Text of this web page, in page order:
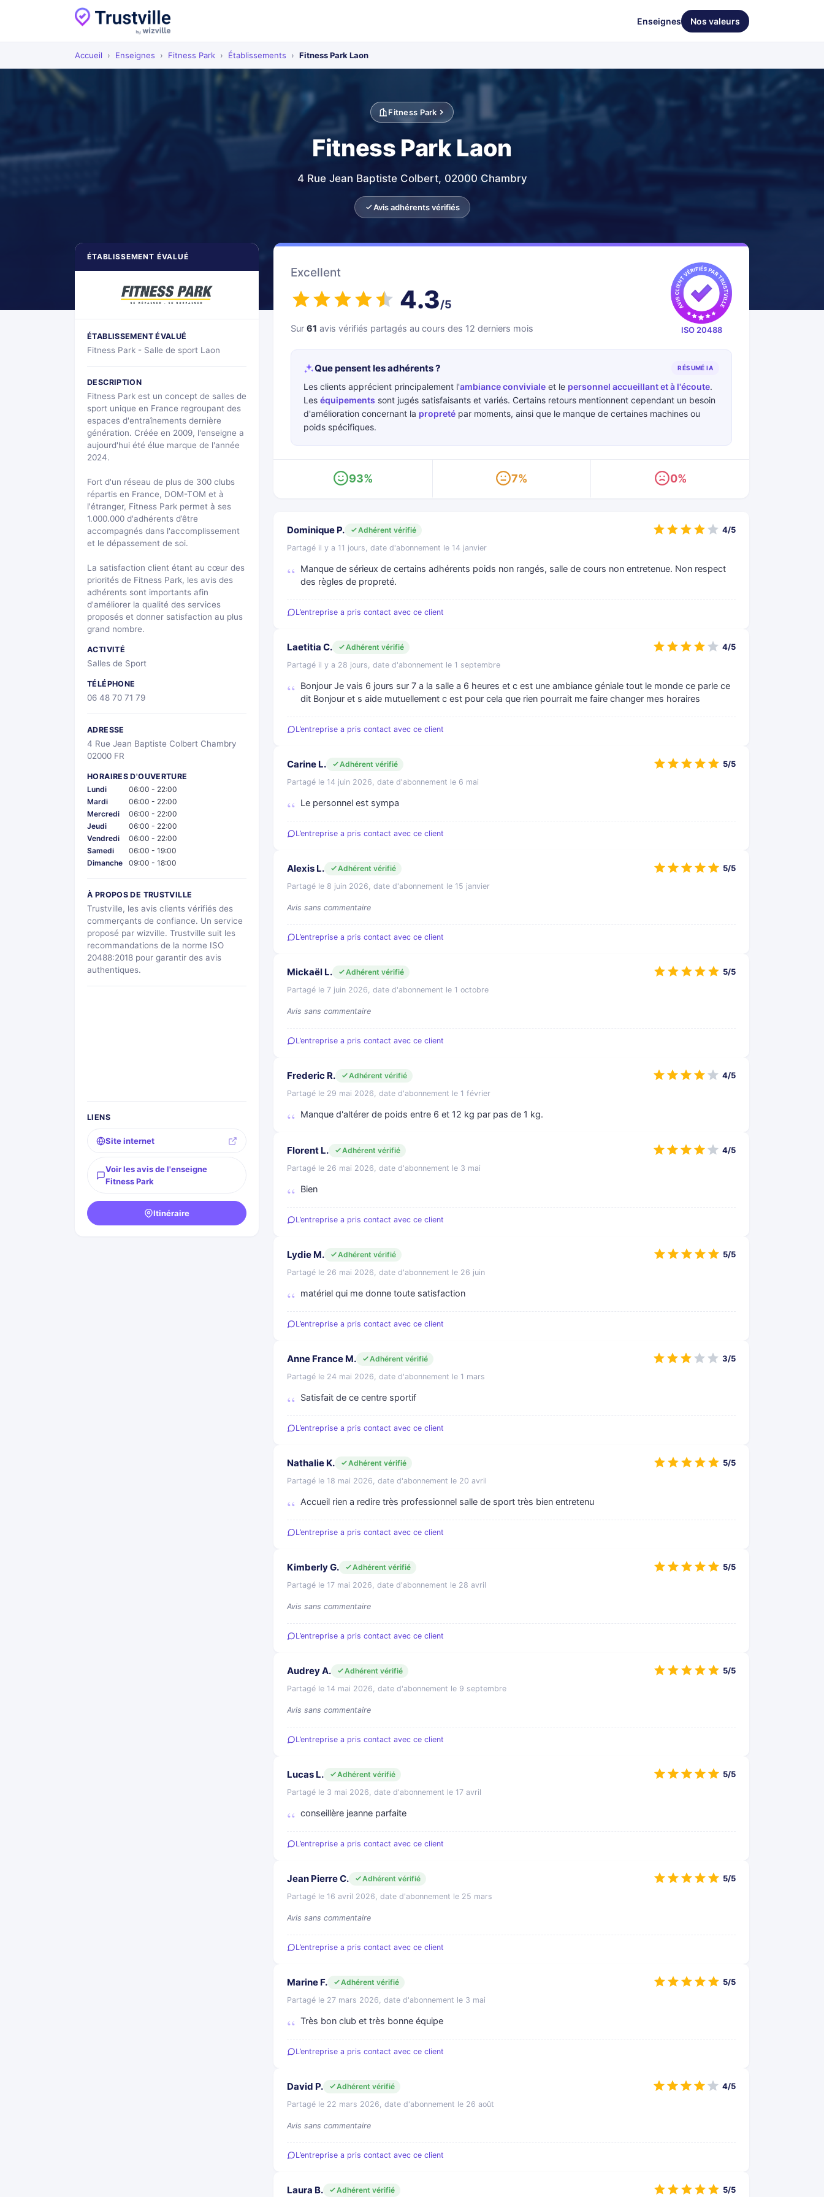
Enseignes Nos valeurs
Accueil › Enseignes › Fitness Park › Établissements › Fitness Park Laon
Fitness Park
Fitness Park Laon
4 Rue Jean Baptiste Colbert, 02000 Chambry
Avis adhérents vérifiés
ÉTABLISSEMENT ÉVALUÉ
ÉTABLISSEMENT ÉVALUÉ
Fitness Park - Salle de sport Laon
DESCRIPTION
Fitness Park est un concept de salles de
sport unique en France regroupant des
espaces d'entraînements dernière
génération. Créée en 2009, l'enseigne a
aujourd'hui été élue marque de l'année
2024.
Fort d'un réseau de plus de 300 clubs
répartis en France, DOM-TOM et à
l'étranger, Fitness Park permet à ses
1.000.000 d'adhérents d’être
accompagnés dans l'accomplissement
et le dépassement de soi.
La satisfaction client étant au cœur des
priorités de Fitness Park, les avis des
adhérents sont importants afin
d'améliorer la qualité des services
proposés et donner satisfaction au plus
grand nombre.
ACTIVITÉ
Salles de Sport
TÉLÉPHONE
06 48 70 71 79
ADRESSE
4 Rue Jean Baptiste Colbert Chambry
02000 FR
HORAIRES D'OUVERTURE
Lundi
06:00 - 22:00
Mardi
06:00 - 22:00
Mercredi
06:00 - 22:00
Jeudi
06:00 - 22:00
Vendredi
06:00 - 22:00
Samedi
06:00 - 19:00
Dimanche
09:00 - 18:00
À PROPOS DE TRUSTVILLE
Trustville, les avis clients vérifiés des
commerçants de confiance. Un service
proposé par wizville. Trustville suit les
recommandations de la norme ISO
20488:2018 pour garantir des avis
authentiques.
LIENS
Site internet
Voir les avis de l'enseigne
Fitness Park
Itinéraire
Excellent
4.3/5
Sur 61 avis vérifiés partagés au cours des 12 derniers mois ISO 20488
Que pensent les adhérents ? RÉSUMÉ IA
Les clients apprécient principalement l'ambiance conviviale et le personnel accueillant et à l'écoute.
Les équipements sont jugés satisfaisants et variés. Certains retours mentionnent cependant un besoin
d'amélioration concernant la propreté par moments, ainsi que le manque de certaines machines ou
poids spécifiques.
93% 7% 0%
Dominique P.
Adhérent vérifié
Partagé il y a 11 jours, date d'abonnement le 14 janvier
Manque de sérieux de certains adhérents poids non rangés, salle de cours non entretenue. Non respect
des règles de propreté.
4/5
L’entreprise a pris contact avec ce client
Laetitia C.
Adhérent vérifié
Partagé il y a 28 jours, date d'abonnement le 1 septembre
Bonjour Je vais 6 jours sur 7 a la salle a 6 heures et c est une ambiance géniale tout le monde ce parle ce
dit Bonjour et s aide mutuellement c est pour cela que rien pourrait me faire changer mes horaires
4/5
L’entreprise a pris contact avec ce client
Carine L.
Adhérent vérifié
Partagé le 14 juin 2026, date d'abonnement le 6 mai
Le personnel est sympa
5/5
L’entreprise a pris contact avec ce client
Alexis L.
Adhérent vérifié
Partagé le 8 juin 2026, date d'abonnement le 15 janvier
Avis sans commentaire
5/5
L’entreprise a pris contact avec ce client
Mickaël L.
Adhérent vérifié
Partagé le 7 juin 2026, date d'abonnement le 1 octobre
Avis sans commentaire
5/5
L’entreprise a pris contact avec ce client
Frederic R.
Adhérent vérifié
Partagé le 29 mai 2026, date d'abonnement le 1 février
Manque d'altérer de poids entre 6 et 12 kg par pas de 1 kg.
4/5
Florent L.
Adhérent vérifié
Partagé le 26 mai 2026, date d'abonnement le 3 mai
Bien
4/5
L’entreprise a pris contact avec ce client
Lydie M.
Adhérent vérifié
Partagé le 26 mai 2026, date d'abonnement le 26 juin
matériel qui me donne toute satisfaction
5/5
L’entreprise a pris contact avec ce client
Anne France M.
Adhérent vérifié
Partagé le 24 mai 2026, date d'abonnement le 1 mars
Satisfait de ce centre sportif
3/5
L’entreprise a pris contact avec ce client
Nathalie K.
Adhérent vérifié
Partagé le 18 mai 2026, date d'abonnement le 20 avril
Accueil rien a redire très professionnel salle de sport très bien entretenu
5/5
L’entreprise a pris contact avec ce client
Kimberly G.
Adhérent vérifié
Partagé le 17 mai 2026, date d'abonnement le 28 avril
Avis sans commentaire
5/5
L’entreprise a pris contact avec ce client
Audrey A.
Adhérent vérifié
Partagé le 14 mai 2026, date d'abonnement le 9 septembre
Avis sans commentaire
5/5
L’entreprise a pris contact avec ce client
Lucas L.
Adhérent vérifié
Partagé le 3 mai 2026, date d'abonnement le 17 avril
conseillère jeanne parfaite
5/5
L’entreprise a pris contact avec ce client
Jean Pierre C.
Adhérent vérifié
Partagé le 16 avril 2026, date d'abonnement le 25 mars
Avis sans commentaire
5/5
L’entreprise a pris contact avec ce client
Marine F.
Adhérent vérifié
Partagé le 27 mars 2026, date d'abonnement le 3 mai
Très bon club et très bonne équipe
5/5
L’entreprise a pris contact avec ce client
David P.
Adhérent vérifié
Partagé le 22 mars 2026, date d'abonnement le 26 août
Avis sans commentaire
4/5
L’entreprise a pris contact avec ce client
Laura B. Adhérent vérifié 5/5